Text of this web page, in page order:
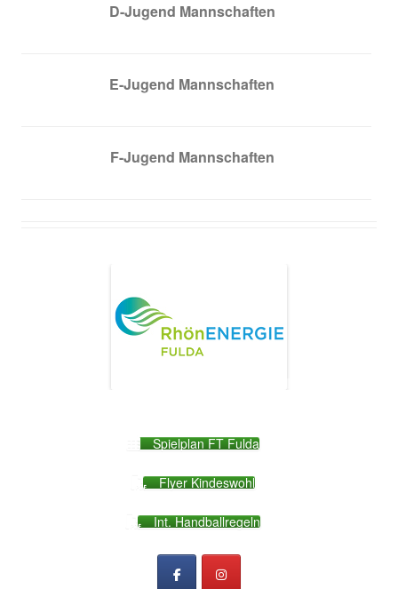
D-Jugend Mannschaften
E-Jugend Mannschaften
F-Jugend Mannschaften
Spielplan FT Fulda
Flyer Kindeswohl
Int. Handballregeln